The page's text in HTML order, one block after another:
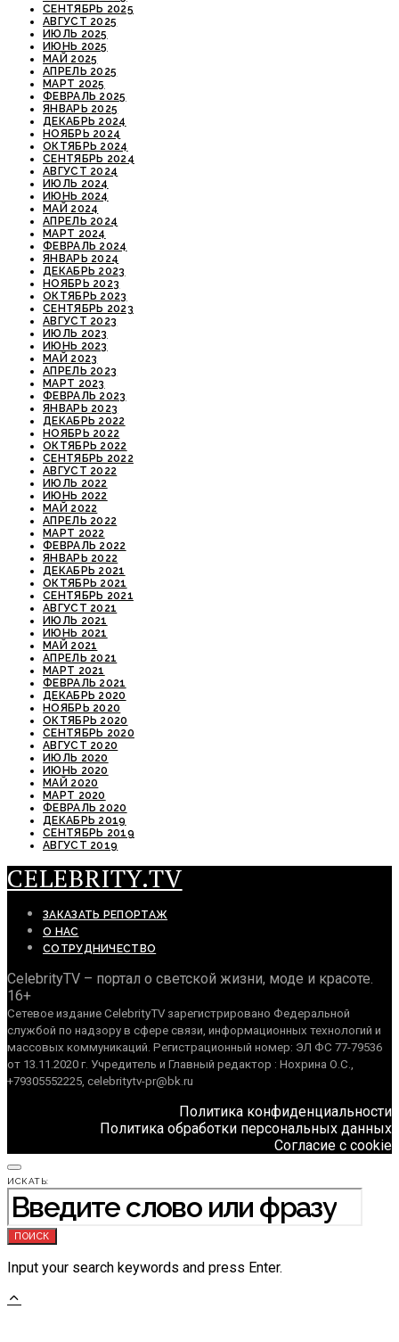
СЕНТЯБРЬ 2025
АВГУСТ 2025
ИЮЛЬ 2025
ИЮНЬ 2025
МАЙ 2025
АПРЕЛЬ 2025
МАРТ 2025
ФЕВРАЛЬ 2025
ЯНВАРЬ 2025
ДЕКАБРЬ 2024
НОЯБРЬ 2024
ОКТЯБРЬ 2024
СЕНТЯБРЬ 2024
АВГУСТ 2024
ИЮЛЬ 2024
ИЮНЬ 2024
МАЙ 2024
АПРЕЛЬ 2024
МАРТ 2024
ФЕВРАЛЬ 2024
ЯНВАРЬ 2024
ДЕКАБРЬ 2023
НОЯБРЬ 2023
ОКТЯБРЬ 2023
СЕНТЯБРЬ 2023
АВГУСТ 2023
ИЮЛЬ 2023
ИЮНЬ 2023
МАЙ 2023
АПРЕЛЬ 2023
МАРТ 2023
ФЕВРАЛЬ 2023
ЯНВАРЬ 2023
ДЕКАБРЬ 2022
НОЯБРЬ 2022
ОКТЯБРЬ 2022
СЕНТЯБРЬ 2022
АВГУСТ 2022
ИЮЛЬ 2022
ИЮНЬ 2022
МАЙ 2022
АПРЕЛЬ 2022
МАРТ 2022
ФЕВРАЛЬ 2022
ЯНВАРЬ 2022
ДЕКАБРЬ 2021
ОКТЯБРЬ 2021
СЕНТЯБРЬ 2021
АВГУСТ 2021
ИЮЛЬ 2021
ИЮНЬ 2021
МАЙ 2021
АПРЕЛЬ 2021
МАРТ 2021
ФЕВРАЛЬ 2021
ДЕКАБРЬ 2020
НОЯБРЬ 2020
ОКТЯБРЬ 2020
СЕНТЯБРЬ 2020
АВГУСТ 2020
ИЮЛЬ 2020
ИЮНЬ 2020
МАЙ 2020
МАРТ 2020
ФЕВРАЛЬ 2020
ДЕКАБРЬ 2019
СЕНТЯБРЬ 2019
АВГУСТ 2019
CELEBRITY.TV
ЗАКАЗАТЬ РЕПОРТАЖ
О НАС
СОТРУДНИЧЕСТВО
CelebrityTV – портал о светской жизни, моде и красоте.
16+
Сетевое издание CelebrityTV зарегистрировано Федеральной
службой по надзору в сфере связи, информационных технологий и
массовых коммуникаций. Регистрационный номер: ЭЛ ФС 77-79536
от 13.11.2020 г. Учредитель и Главный редактор : Нохрина О.С.,
+79305552225, celebritytv-pr@bk.ru
Политика конфиденциальности
Политика обработки персональных данных
Согласие с cookie
ИСКАТЬ:
ПОИСК
Input your search keywords and press Enter.